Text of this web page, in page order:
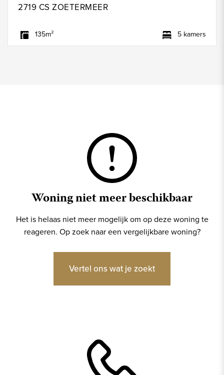
2719 CS ZOETERMEER
135m² 5 kamers
Woning niet meer beschikbaar
Het is helaas niet meer mogelijk om op deze woning te
reageren. Op zoek naar een vergelijkbare woning?
Vertel ons wat je zoekt